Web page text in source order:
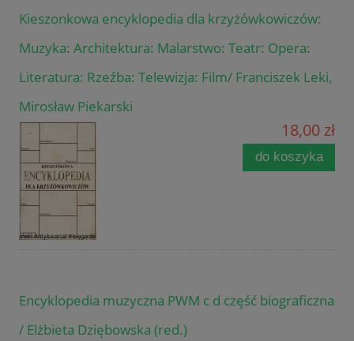
Kieszonkowa encyklopedia dla krzyżówkowiczów:
Muzyka: Architektura: Malarstwo: Teatr: Opera:
Literatura: Rzeźba: Telewizja: Film/ Franciszek Leki,
Mirosław Piekarski
18,00 zł
do koszyka
Encyklopedia muzyczna PWM c d część biograficzna
/ Elżbieta Dziębowska (red.)